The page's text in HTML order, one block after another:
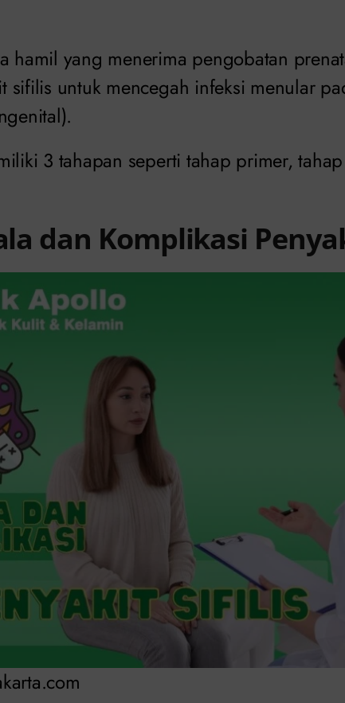
hamil yang menerima pengobatan
sifilis untuk mencegah infeksi menular
3 tahapan seperti tahap primer,
dan Komplikasi